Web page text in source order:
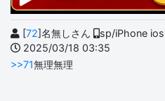
[72]名無しさん
sp/iPhone
2025/03/18 03:35
>>71無理無理